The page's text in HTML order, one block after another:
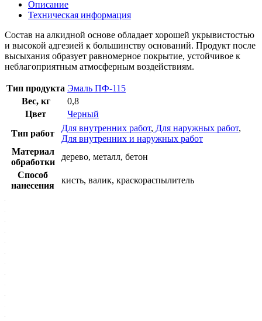
Описание
Техническая информация
Состав на алкидной основе обладает хорошей укрывистостью
и высокой адгезией к большинству оснований. Продукт после
высыхания образует равномерное покрытие, устойчивое к
неблагоприятным атмосферным воздействиям.
Тип продукта Эмаль ПФ-115
Вес, кг
0,8
Цвет
Черный
Тип работ
Для внутренних работ, Для наружных работ,
Для внутренних и наружных работ
Материал
обработки
дерево, металл, бетон
Способ
нанесения
кисть, валик, краскораспылитель